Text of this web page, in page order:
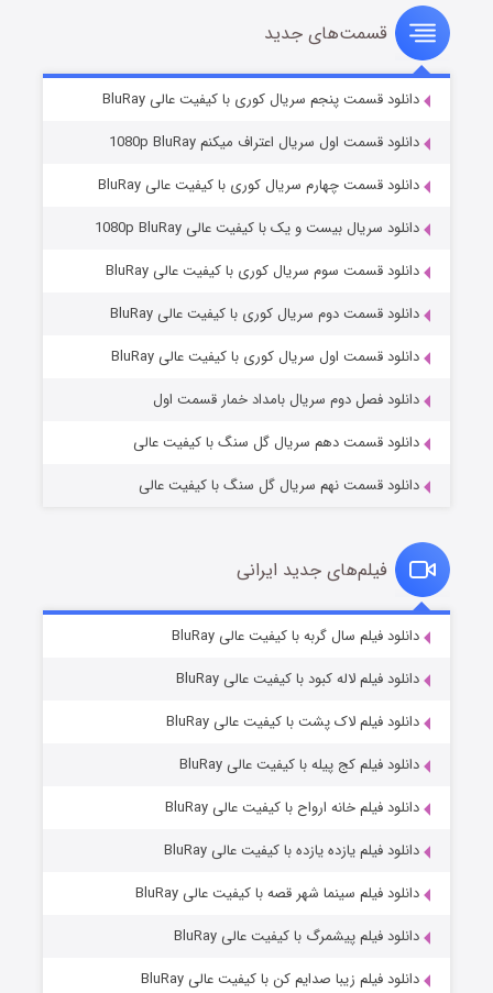
سریال زشت
قسمت۲ (زیرنویس) منتشر شد
مردگان متحرک: شهر مرده ۳
قسمت۲ (زیرنویس) منتشر شد
قسمت۷ (زیرنویس) منتشر شد
قسمت‌های جدید
دانلود قسمت پنجم سریال کوری با کیفیت عالی BluRay
دانلود قسمت اول سریال اعتراف میکنم 1080p BluRay
دانلود قسمت چهارم سریال کوری با کیفیت عالی BluRay
دانلود سریال بیست و یک با کیفیت عالی 1080p BluRay
دانلود قسمت سوم سریال کوری با کیفیت عالی BluRay
دانلود قسمت دوم سریال کوری با کیفیت عالی BluRay
دانلود قسمت اول سریال کوری با کیفیت عالی BluRay
دانلود فصل دوم سریال بامداد خمار قسمت اول
دانلود قسمت دهم سریال گل سنگ با کیفیت عالی
دانلود قسمت نهم سریال گل سنگ با کیفیت عالی
فیلم‌های جدید ایرانی
دانلود فیلم سال گربه با کیفیت عالی BluRay
دانلود فیلم لاله کبود با کیفیت عالی BluRay
دانلود فیلم لاک پشت با کیفیت عالی BluRay
دانلود فیلم کج‌ پیله با کیفیت عالی BluRay
دانلود فیلم خانه ارواح با کیفیت عالی BluRay
دانلود فیلم یازده یازده با کیفیت عالی BluRay
دانلود فیلم سینما شهر قصه با کیفیت عالی BluRay
دانلود فیلم پیشمرگ با کیفیت عالی BluRay
دانلود فیلم زیبا صدایم کن با کیفیت عالی BluRay